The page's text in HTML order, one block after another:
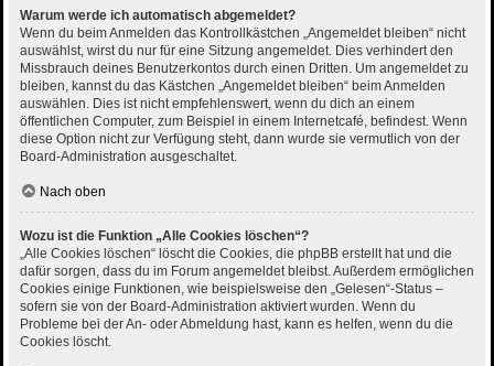
Warum werde ich automatisch abgemeldet?
Wenn du beim Anmelden das Kontrollkästchen „Angemeldet bleiben“ nicht
auswählst, wirst du nur für eine Sitzung angemeldet. Dies verhindert den
Missbrauch deines Benutzerkontos durch einen Dritten. Um angemeldet zu
bleiben, kannst du das Kästchen „Angemeldet bleiben“ beim Anmelden
auswählen. Dies ist nicht empfehlenswert, wenn du dich an einem
öffentlichen Computer, zum Beispiel in einem Internetcafé, befindest. Wenn
diese Option nicht zur Verfügung steht, dann wurde sie vermutlich von der
Board-Administration ausgeschaltet.
Nach oben
Wozu ist die Funktion „Alle Cookies löschen“?
„Alle Cookies löschen“ löscht die Cookies, die phpBB erstellt hat und die
dafür sorgen, dass du im Forum angemeldet bleibst. Außerdem ermöglichen
Cookies einige Funktionen, wie beispielsweise den „Gelesen“-Status –
sofern sie von der Board-Administration aktiviert wurden. Wenn du
Probleme bei der An- oder Abmeldung hast, kann es helfen, wenn du die
Cookies löscht.